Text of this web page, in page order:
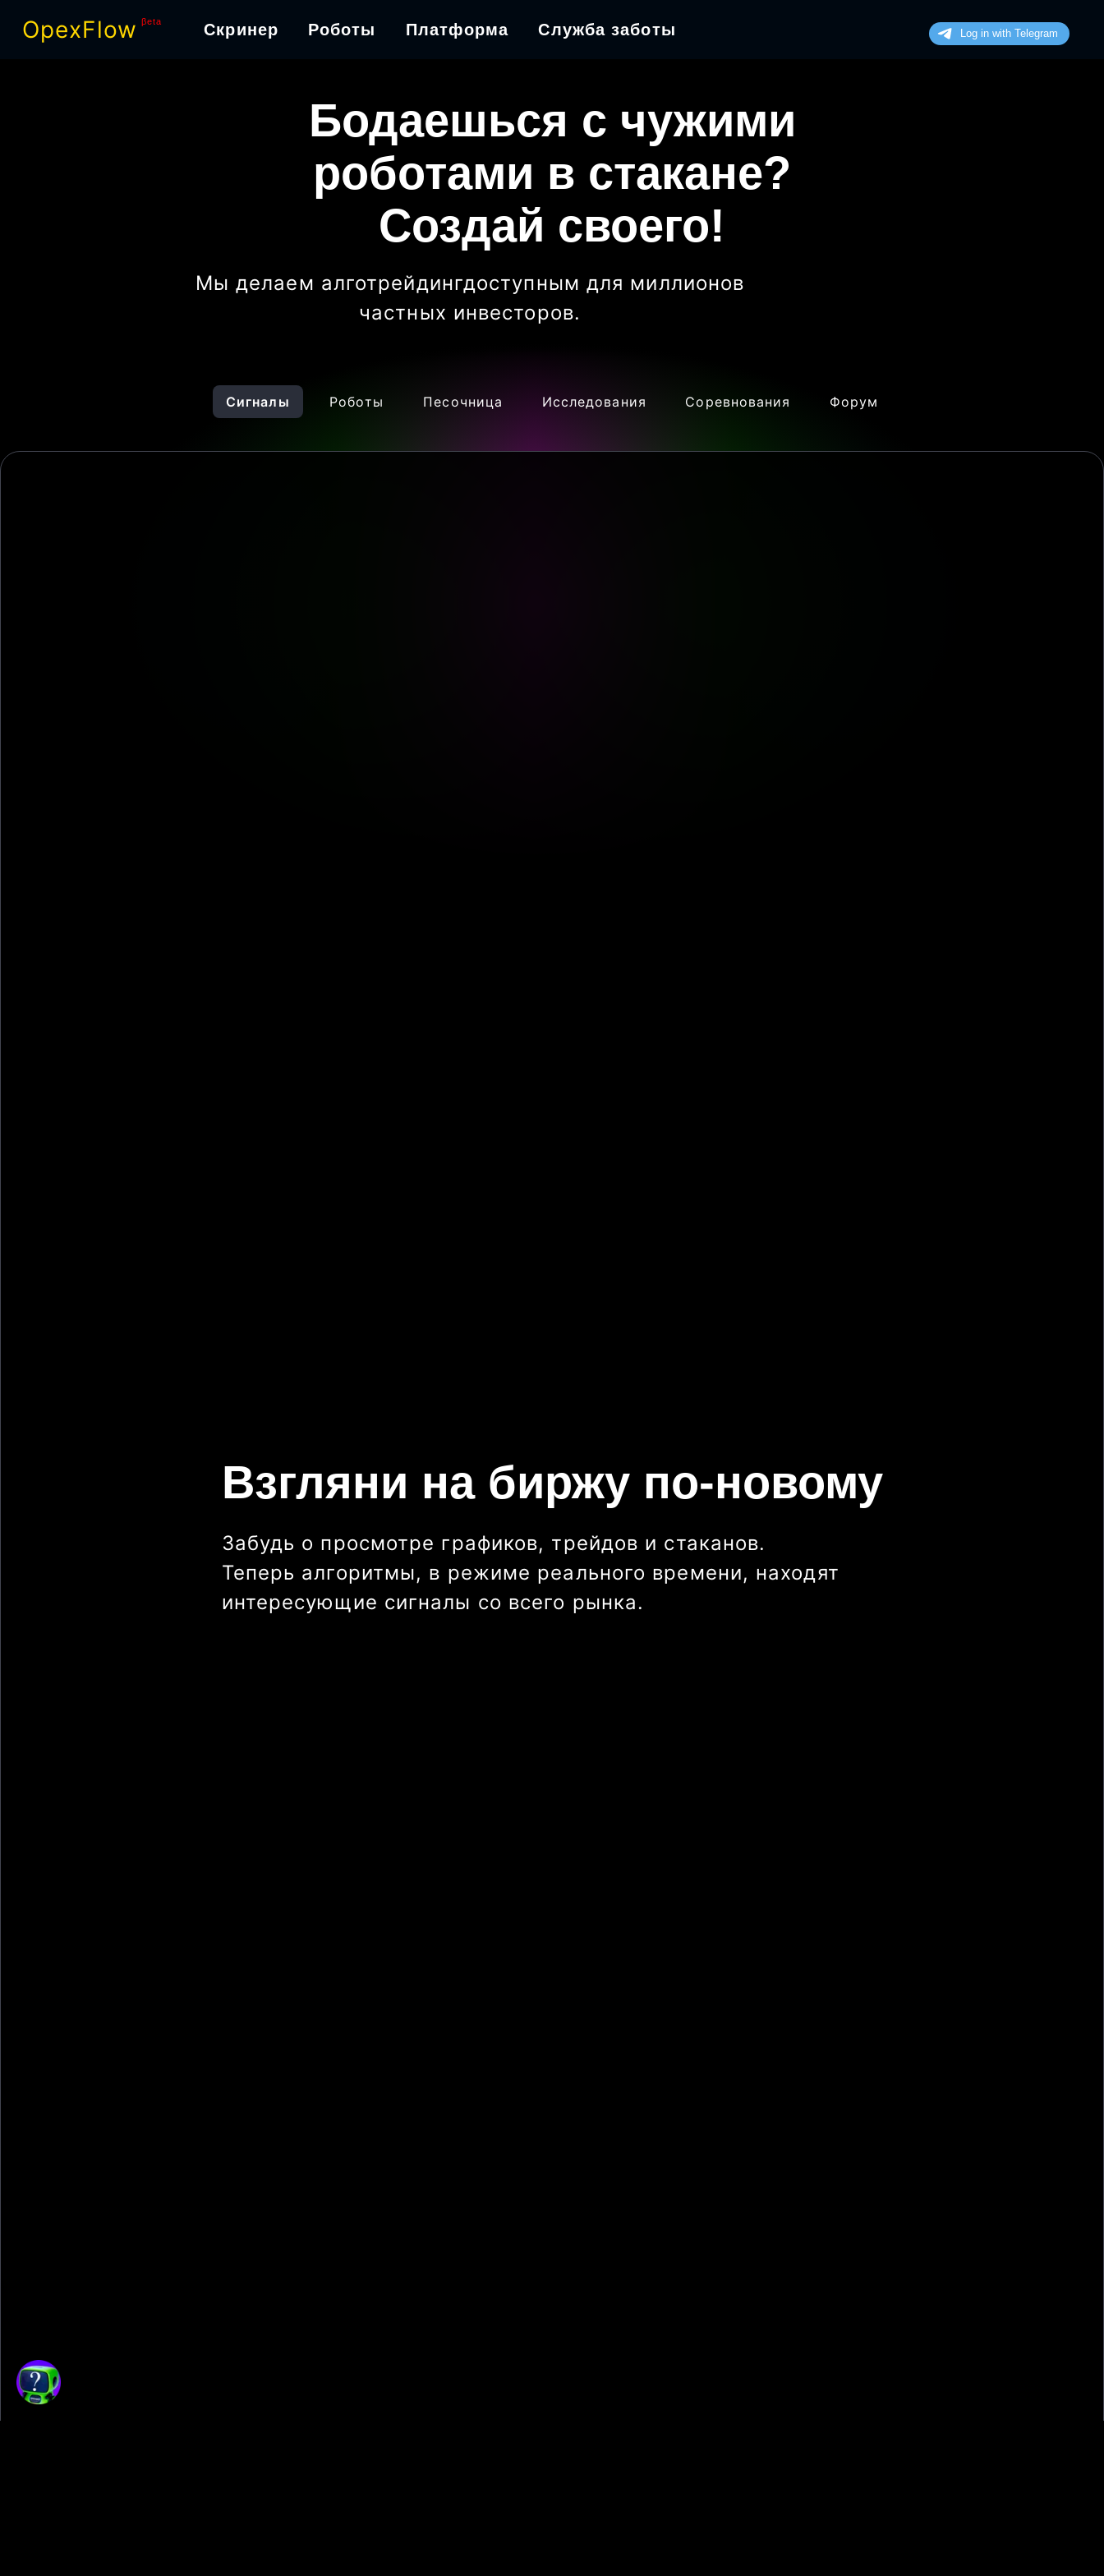
OpexFlow βeta Скринер Роботы Платформа Служба заботы
Бодаешься с чужими
роботами в стакане?
Создай своего!
Мы делаем алготрейдингдоступным для миллионов
частных инвесторов.
Сигналы Роботы Песочница Исследования Соревнования Форум
Взгляни на биржу по-новому
Забудь о просмотре графиков, трейдов и стаканов.
Теперь алгоритмы, в режиме реального времени, находят
интересующие сигналы со всего рынка.